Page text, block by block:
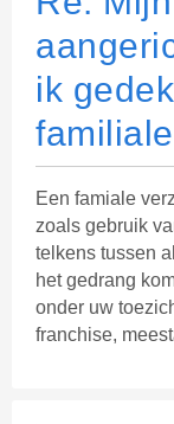
ik
Een famiale
zoals gebruik
telkens tussen
het gedrang
onder uw
franchise,